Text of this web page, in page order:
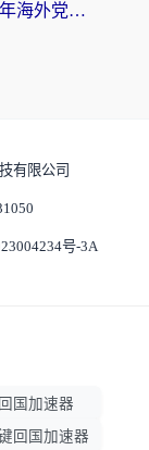
北美回国无缝访问国内资源：3年海外党亲测的加速器选择指南
有限公司
号-3A
回国加速器
回国加速器